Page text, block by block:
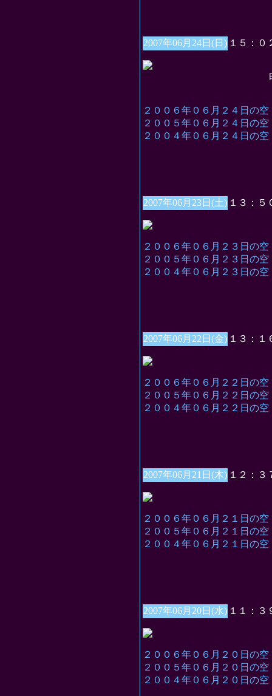
2007年06月24日(日) １５：０
白坊
２００６年０６月２４日の空
２００５年０６月２４日の空
２００４年０６月２４日の空
2007年06月23日(土) １３：５
２００６年０６月２３日の空
２００５年０６月２３日の空
２００４年０６月２３日の空
2007年06月22日(金) １３：１
２００６年０６月２２日の空
２００５年０６月２２日の空
２００４年０６月２２日の空
2007年06月21日(木) １２：３
２００６年０６月２１日の空
２００５年０６月２１日の空
２００４年０６月２１日の空
2007年06月20日(水) １１：３
２００６年０６月２０日の空
２００５年０６月２０日の空
２００４年０６月２０日の空